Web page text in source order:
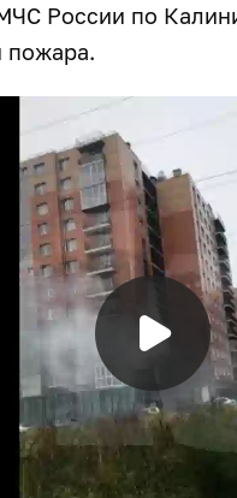
России по
пожара.